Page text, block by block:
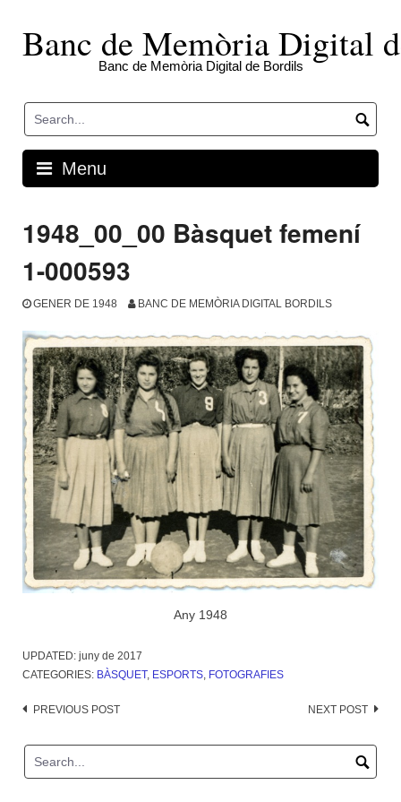
contentBanc de Memòria Digital
Banc de Memòria Digital de Bordils
Menu
1948_00_00 Bàsquet femení
1-000593
GENER DE 1948 BANC DE MEMÒRIA DIGITAL BORDILS
Any 1948
UPDATED: juny de 2017
CATEGORIES: BÀSQUET, ESPORTS FOTOGRAFIES
Post
PREVIOUS POST NEXT POST